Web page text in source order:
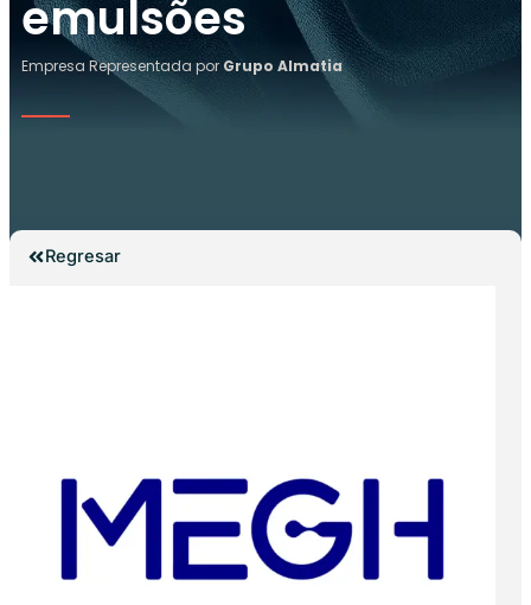
emulsões
Empresa Representada porGrupo Almatia
Regresar